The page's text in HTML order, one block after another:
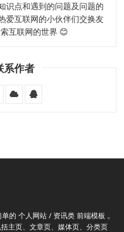
识点和遇到的问题及问题的
爱互联网的小伙伴们交换友
互联网的世界 😊
系作者
单的 个人网站 / 资讯类 前端模板 。
主页、文章页、媒体页、分类页